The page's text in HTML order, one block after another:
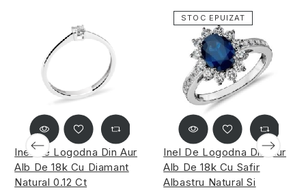
Inel De Logodna Din Aur
Alb De 18k Cu Diamant
Natural 0.12 Ct
Inel De Logodna Din Aur
Alb De 18k Cu Safir
Albastru Natural Si
STOC EPUIZAT